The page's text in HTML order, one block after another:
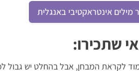
מילים אינטראקטיבי באנגלית
לקראת המבחן, אבל בהחלט יש גבול